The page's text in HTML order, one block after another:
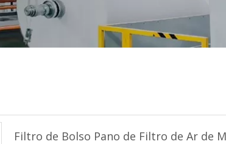
Filtro de Bolso Pano de Filtro de Ar de